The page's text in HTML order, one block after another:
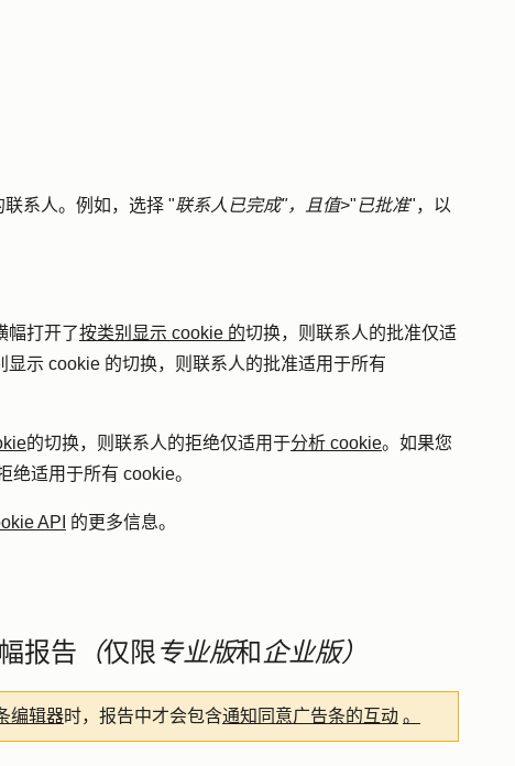
系人。例如，选择 "联系人已完成"，且值>"已批准"，以
幅打开了按类别显示 cookie 的切换，则联系人的批准仅适
显示 cookie 的切换，则联系人的批准适用于所有
的切换，则联系人的拒绝仅适用于分析 cookie。如果您
绝适用于所有 cookie。
API 的更多信息。
报告 （仅限专业版和企业版）
编辑器时，报告中才会包含通知同意广告条的互动 。